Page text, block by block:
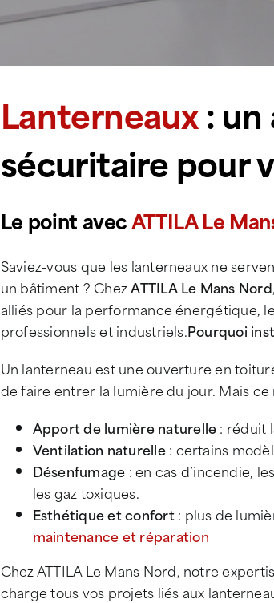
Lanterneaux: un
sécuritaire pour
Le point avecATTILA Le
Saviez-vous que les lanterneaux ne
un bâtiment ? ChezATTILA Le Mans Nord
alliés pour la performance énergétique,
professionnels et industriels.Pourquoi
Un lanterneau est une ouverture en
de faire entrer la lumière du jour. Mais ce
Apport de lumière naturelle: réduit
Ventilation naturelle: certains
Désenfumage : en cas d’incendie,
les gaz toxiques.
Esthétique et confort: plus de
maintenance et réparation
Chez ATTILA Le Mans Nord, notre
charge tous vos projets liés aux